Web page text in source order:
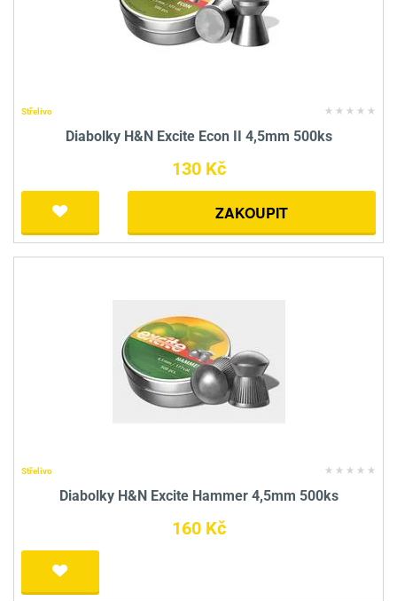
Střelivo
Diabolky H&N Excite Econ II 4,5mm 500ks
130 Kč
ZAKOUPIT
Střelivo
Diabolky H&N Excite Hammer 4,5mm 500ks
160 Kč